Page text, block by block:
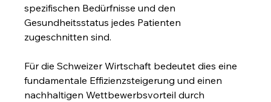
spezifischen Bedürfnisse und den
Gesundheitsstatus jedes Patienten
zugeschnitten sind.
Für die Schweizer Wirtschaft bedeutet dies eine
fundamentale Effizienzsteigerung und einen
nachhaltigen Wettbewerbsvorteil durch